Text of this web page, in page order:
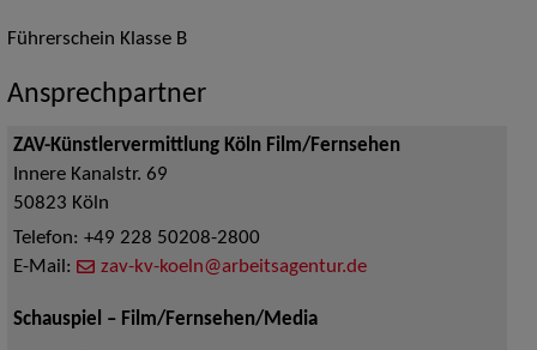
Führerschein Klasse B
Ansprechpartner
ZAV-Künstlervermittlung Köln Film/Fernsehen
Innere Kanalstr. 69
50823 Köln
Telefon: +49 228 50208-2800
E-Mail:
zav-kv-koeln@arbeitsagentur.de
Schauspiel – Film/Fernsehen/Media